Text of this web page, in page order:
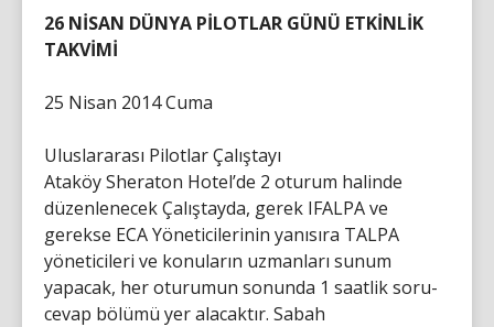
26 NİSAN DÜNYA PİLOTLAR GÜNÜ ETKİNLİK
TAKVİMİ
25 Nisan 2014 Cuma
Uluslararası Pilotlar Çalıştayı
Ataköy Sheraton Hotel’de 2 oturum halinde
düzenlenecek Çalıştayda, gerek IFALPA ve
gerekse ECA Yöneticilerinin yanısıra TALPA
yöneticileri ve konuların uzmanları sunum
yapacak, her oturumun sonunda 1 saatlik soru-
cevap bölümü yer alacaktır. Sabah